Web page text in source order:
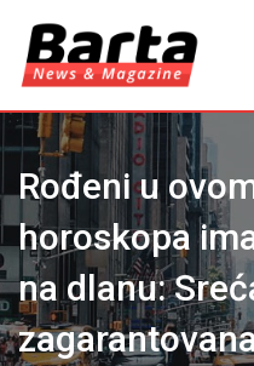
content
Rođeni u
horoskopa
na dlanu: